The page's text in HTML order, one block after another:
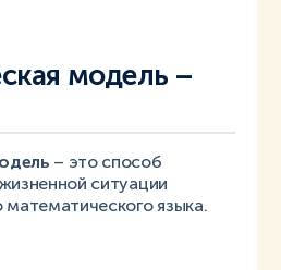
модель –
– это способ
ситуации
языка.